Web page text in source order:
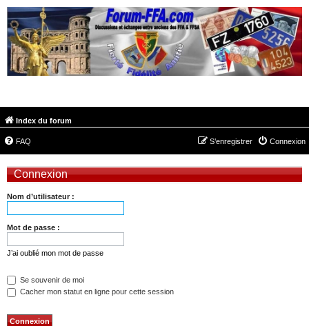
Index du forum
FAQ Connexion
S’enregistrer
Connexion
Nom d’utilisateur :
Mot de passe :
J’ai oublié mon mot de passe
Se souvenir de moi
Cacher mon statut en ligne pour cette session